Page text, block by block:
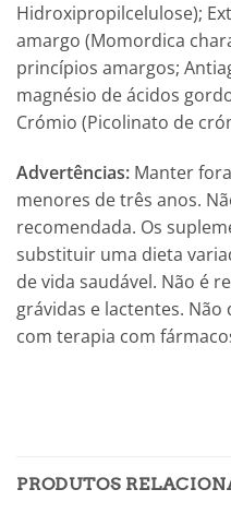
Hidroxipropilcelulose);
amargo (Momordica
princípios amargos;
magnésio de ácidos
Crómio (Picolinato de
Advertências: Manter
menores de três anos.
recomendada. Os
substituir uma dieta
de vida saudável. Não é
grávidas e lactentes.
com terapia com
PRODUTOS